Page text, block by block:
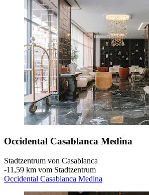
Occidental Casablanca Medina
Stadtzentrum von Casablanca
‐11,59 km vom Stadtzentrum
Occidental Casablanca Medina